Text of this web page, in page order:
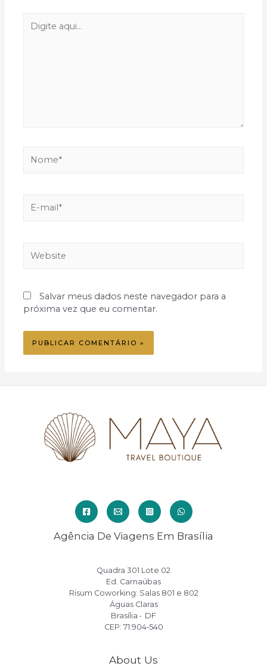
aqui...
mail*
Salvar meus dados neste navegador para a
próxima vez que eu comentar.
Agência De Viagens Em Brasília
Quadra 301 Lote 02
Ed. Carnaúbas
Risum Coworking: Salas 801 e 802
Águas Claras
Brasília - DF
CEP: 71.904‑540
About Us